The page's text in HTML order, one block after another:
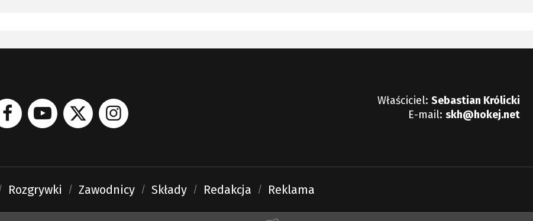
Właściciel: Sebastian Królicki
E-mail: skh@hokej.net
Rozgrywki Zawodnicy Składy Redakcja Reklama